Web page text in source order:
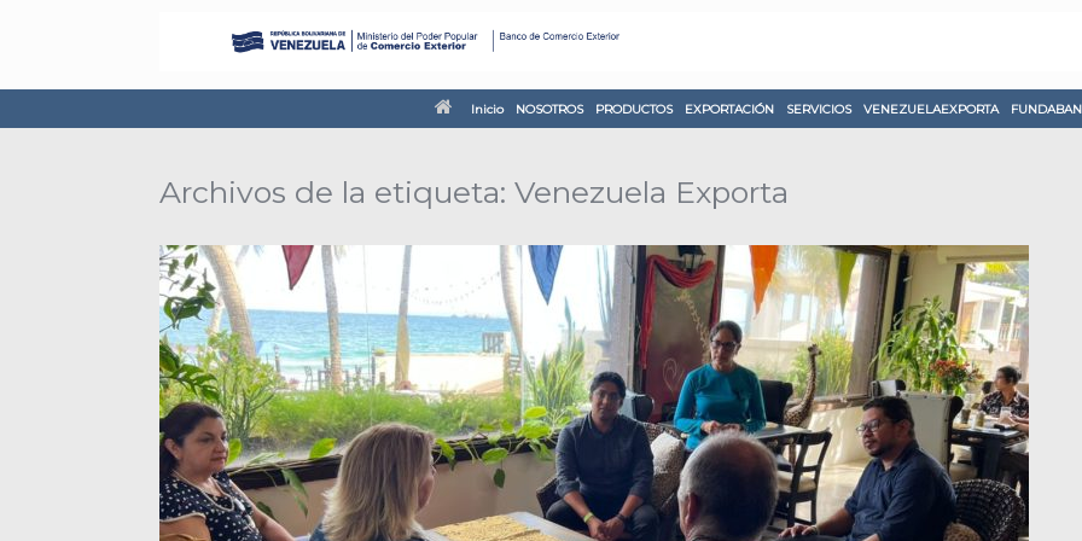
Inicio NOSOTROS PRODUCTOS EXPORTACIÓN SERVICIOS VENEZUELAEXPORTA
Archivos de la etiqueta: Venezuela Exporta